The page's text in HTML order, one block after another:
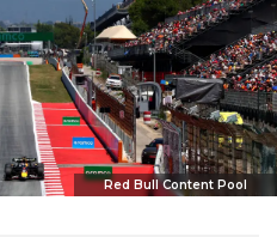
Red Bull Content Pool